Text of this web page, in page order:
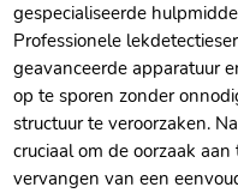
gespecialiseerde
Professionele
geavanceerde apparatuur
op te sporen zonder
structuur te veroorzaken.
cruciaal om de oorzaak
vervangen van een